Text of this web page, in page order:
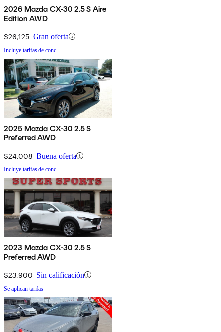
2026 Mazda CX-30 2.5 S Aire
Edition AWD
$26,125 Gran oferta
Incluye tarifas de conc.
2025 Mazda CX-30 2.5 S
Preferred AWD
$24,008 Buena oferta
Incluye tarifas de conc.
2023 Mazda CX-30 2.5 S
Preferred AWD
$23,900 Sin calificación
Se aplican tarifas